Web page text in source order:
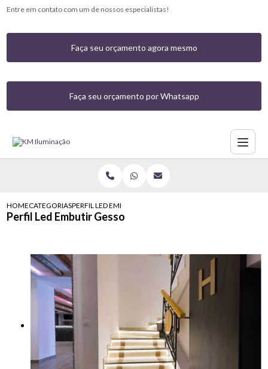
Entre em contato com um de nossos especialistas!
Faça seu orçamento agora mesmo
Faça seu orçamento por Whatsapp
HOMECATEGORIASPERFIL LED EMBUTIR GESSO
Perfil Led Embutir Gesso